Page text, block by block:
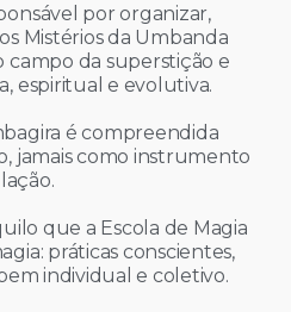
por organizar,
Mistérios da Umbanda
campo da superstição e
espiritual e evolutiva.
é compreendida
jamais como instrumento
que a Escola de Magia
práticas conscientes,
individual e coletivo.